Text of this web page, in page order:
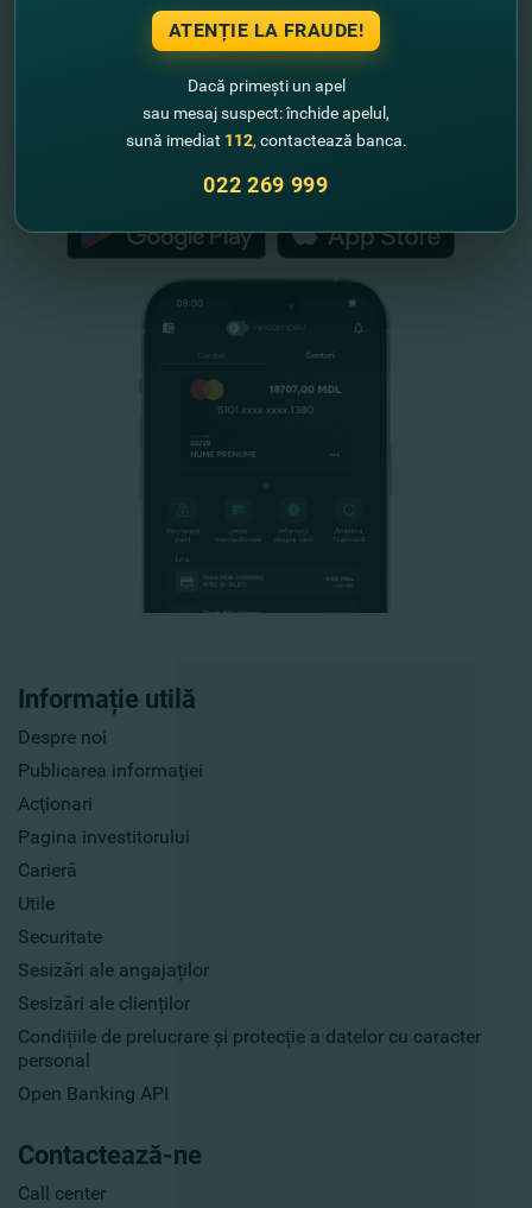
Informație utilă
Despre noi
Publicarea informaţiei
Acţionari
Pagina investitorului
Carieră
Utile
Securitate
Sesizări ale angajaților
Sesizări ale clienților
Condițiile de prelucrare și protecție a datelor cu caracter
personal
Open Banking API
Contactează-ne
Call center
"FinComBank" S.A. este membră a
Schemei de Garantare a Depozitelor
din Republica Moldova
ATENȚIE LA FRAUDE!
Dacă primești un apel
sau mesaj suspect: închide apelul,
sună imediat 112, contactează banca.
022 269 999